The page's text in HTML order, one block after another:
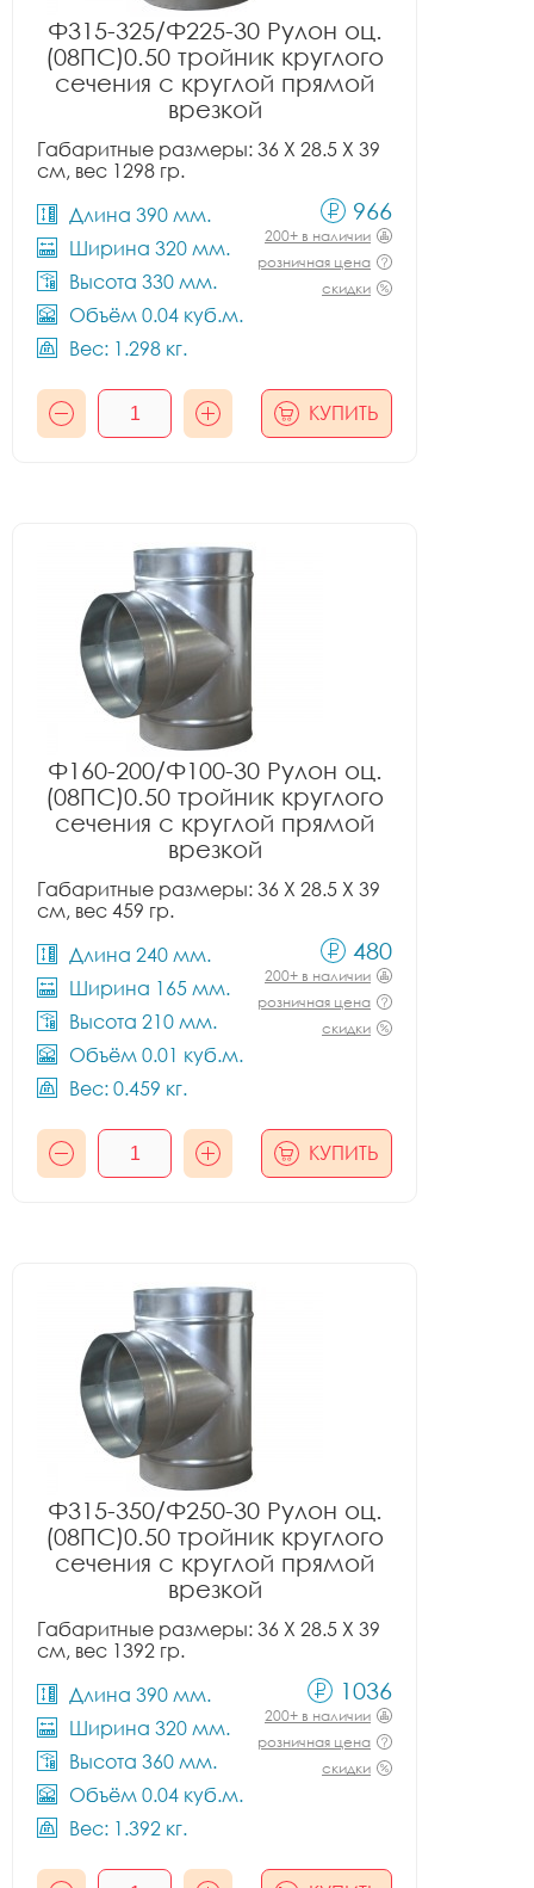
Ф315-325/Ф225-30 Рулон оц.
(08ПС)0.50 тройник круглого
сечения с круглой прямой
врезкой
Габаритные размеры: 36 X 28.5 X 39
см, вес 1298 гр.
Длина 390 мм.
Ширина 320 мм.
Высота 330 мм.
Объём 0.04 куб.м.
Вес: 1.298 кг.
966
200+ в наличии
розничная цена
скидки
КУПИТЬ
Ф160-200/Ф100-30 Рулон оц.
(08ПС)0.50 тройник круглого
сечения с круглой прямой
врезкой
Габаритные размеры: 36 X 28.5 X 39
см, вес 459 гр.
Длина 240 мм.
Ширина 165 мм.
Высота 210 мм.
Объём 0.01 куб.м.
Вес: 0.459 кг.
480
200+ в наличии
розничная цена
скидки
КУПИТЬ
Ф315-350/Ф250-30 Рулон оц.
(08ПС)0.50 тройник круглого
сечения с круглой прямой
врезкой
Габаритные размеры: 36 X 28.5 X 39
см, вес 1392 гр.
Длина 390 мм.
Ширина 320 мм.
Высота 360 мм.
Объём 0.04 куб.м.
Вес: 1.392 кг.
1036
200+ в наличии
розничная цена
скидки